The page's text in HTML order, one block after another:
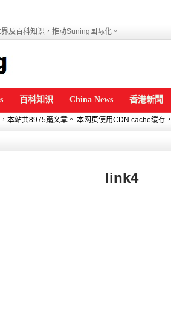
及百科知识，推动Suning国际化。
百科知识 China News 香港新聞
本站共8975篇文章。 本网页使用CDN cache缓存
link4